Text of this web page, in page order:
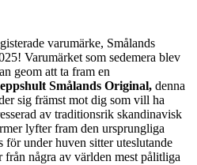
varumärke, Smålands
Varumärket som sedemera blev
geom att ta fram en
Smålands Original, denna
sig främst mot dig som vill ha
av traditionsrik skandinavisk
lyfter fram den ursprungliga
för under huven sitter uteslutande
några av världen mest pålitliga